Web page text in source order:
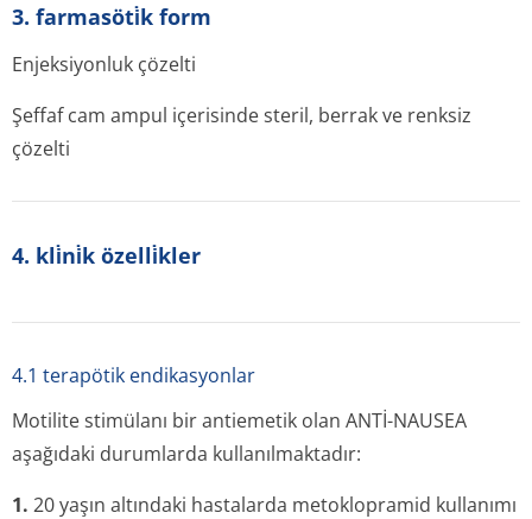
3. farmasöti̇k form
Enjeksiyonluk çözelti
Şeffaf cam ampul içerisinde steril, berrak ve renksiz
çözelti
4. kli̇ni̇k özelli̇kler
4.1 terapötik endikasyonlar
Motilite stimülanı bir antiemetik olan ANTİ-NAUSEA
aşağıdaki durumlarda kullanılmaktadır:
1. 20 yaşın altındaki hastalarda metoklopramid kullanımı